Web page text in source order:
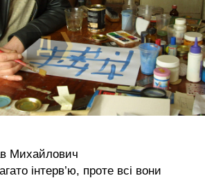
Михайлович
інтерв’ю, проте всі вони